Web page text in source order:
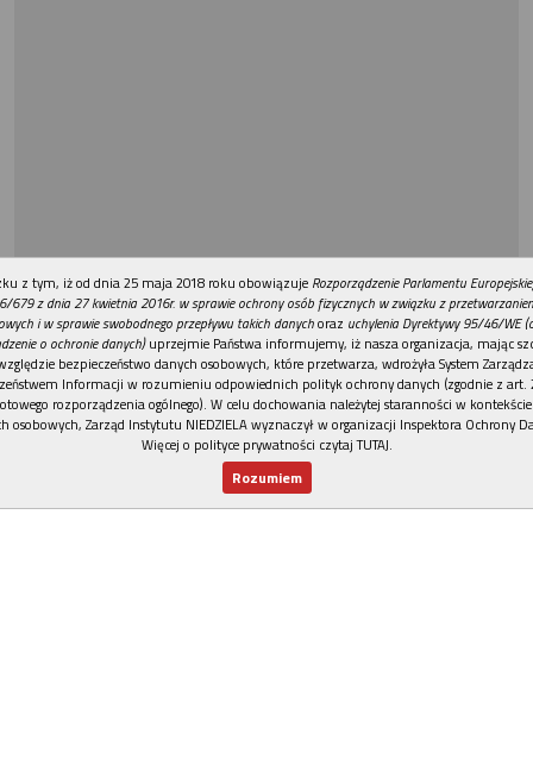
REKLAMA
z tym, iż od dnia 25 maja 2018 roku obowiązuje Rozporządzenie Parlamentu
679 z dnia 27 kwietnia 2016r. w sprawie ochrony osób fizycznych w związku z
i w sprawie swobodnego przepływu takich danychoraz uchylenia Dyrektywy 95/46/WE
o ochronie danych)uprzejmie Państwa informujemy, iż nasza organizacja, mając
bezpieczeństwo danych osobowych, które przetwarza, wdrożyła System
Informacji w rozumieniu odpowiednich polityk ochrony danych (zgodnie z art.
rozporządzenia ogólnego). W celu dochowania należytej staranności w
osobowych, Zarząd Instytutu NIEDZIELA wyznaczył w organizacji Inspektora Ochrony
Więcej o polityce prywatności czytaj TUTAJ.
Rozumiem